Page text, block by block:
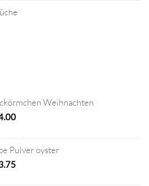
Weihnachten
Aktueller
CHF 4.00.
Pulver oyster
Aktueller